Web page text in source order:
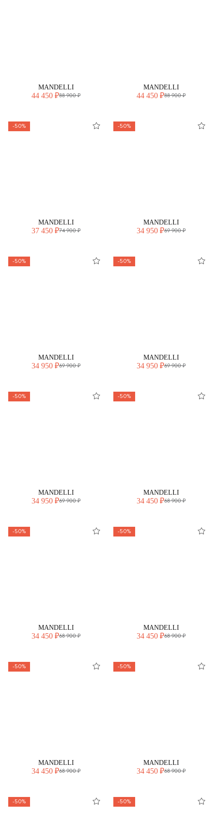
MANDELLI
44 450 ₽88 900 ₽
MANDELLI
44 450 ₽88 900 ₽
-50%
MANDELLI
37 450 ₽74 900 ₽
-50%
MANDELLI
34 950 ₽69 900 ₽
-50%
MANDELLI
34 950 ₽69 900 ₽
-50%
MANDELLI
34 950 ₽69 900 ₽
-50%
MANDELLI
34 950 ₽69 900 ₽
-50%
MANDELLI
34 450 ₽68 900 ₽
-50%
MANDELLI
34 450 ₽68 900 ₽
-50%
MANDELLI
34 450 ₽68 900 ₽
-50%
MANDELLI
34 450 ₽68 900 ₽
-50%
MANDELLI
34 450 ₽68 900 ₽
-50% -50%